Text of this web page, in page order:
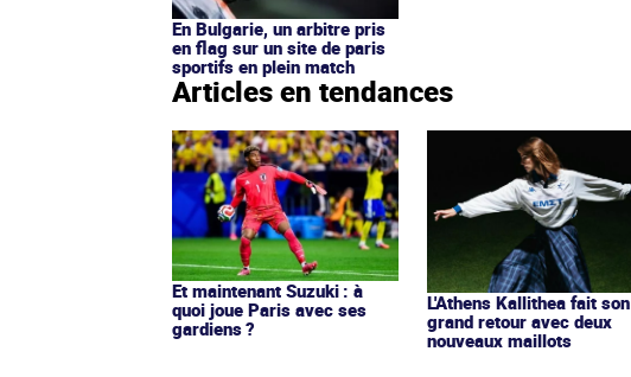
En Bulgarie, un arbitre pris
en flag sur un site de paris
sportifs en plein match
Articles en tendances
Et maintenant Suzuki : à
quoi joue Paris avec ses
gardiens ?
L'Athens Kallithea fait son
grand retour avec deux
nouveaux maillots